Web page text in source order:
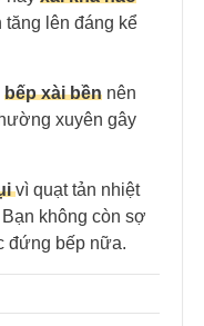
tăng lên đáng kể
bếp xài bền nên
xuyên gây
vì quạt tản nhiệt
không còn sợ
đứng bếp nữa.